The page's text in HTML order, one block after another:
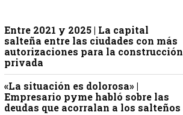
Entre 2021 y 2025 | La capital
salteña entre las ciudades con más
autorizaciones para la construcción
privada
«La situación es dolorosa» |
Empresario pyme habló sobre las
deudas que acorralan a los salteños